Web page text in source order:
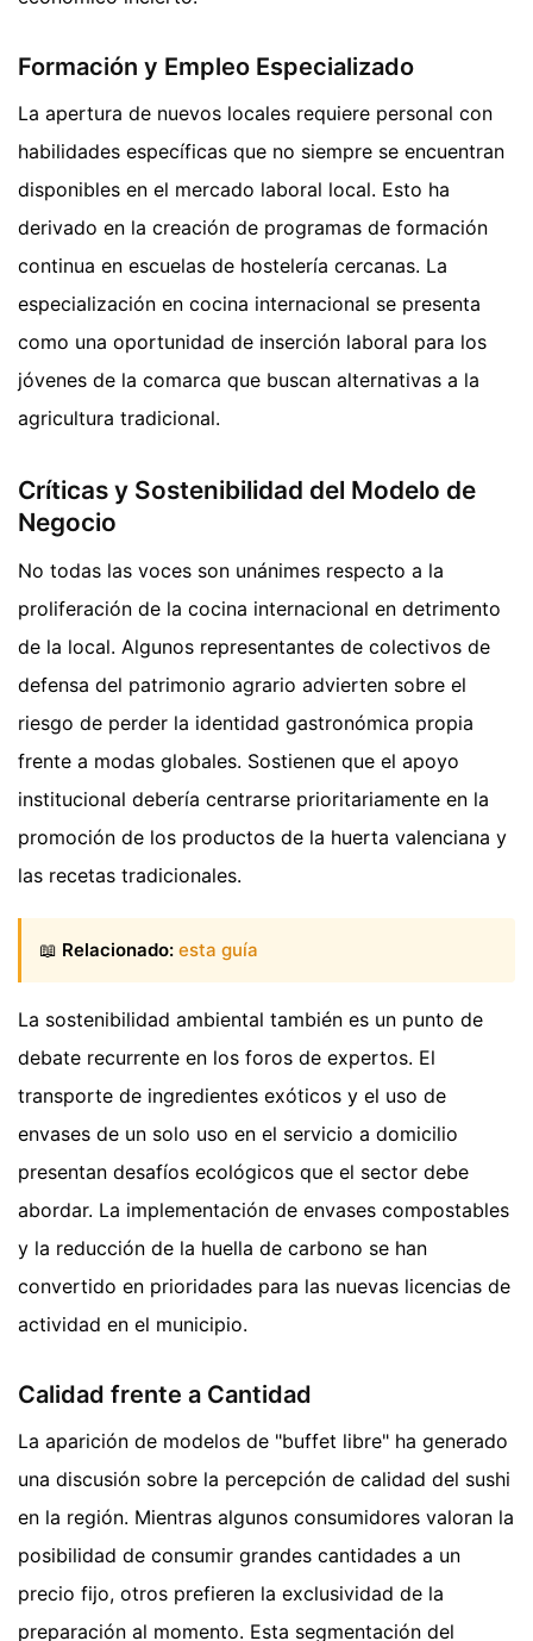
Formación y Empleo Especializado
La apertura de nuevos locales requiere personal con
habilidades específicas que no siempre se encuentran
disponibles en el mercado laboral local. Esto ha
derivado en la creación de programas de formación
continua en escuelas de hostelería cercanas. La
especialización en cocina internacional se presenta
como una oportunidad de inserción laboral para los
jóvenes de la comarca que buscan alternativas a la
agricultura tradicional.
Críticas y Sostenibilidad del Modelo de
Negocio
No todas las voces son unánimes respecto a la
proliferación de la cocina internacional en detrimento
de la local. Algunos representantes de colectivos de
defensa del patrimonio agrario advierten sobre el
riesgo de perder la identidad gastronómica propia
frente a modas globales. Sostienen que el apoyo
institucional debería centrarse prioritariamente en la
promoción de los productos de la huerta valenciana y
las recetas tradicionales.
📖 Relacionado: esta guía
La sostenibilidad ambiental también es un punto de
debate recurrente en los foros de expertos. El
transporte de ingredientes exóticos y el uso de
envases de un solo uso en el servicio a domicilio
presentan desafíos ecológicos que el sector debe
abordar. La implementación de envases compostables
y la reducción de la huella de carbono se han
convertido en prioridades para las nuevas licencias de
actividad en el municipio.
Calidad frente a Cantidad
La aparición de modelos de "buffet libre" ha generado
una discusión sobre la percepción de calidad del sushi
en la región. Mientras algunos consumidores valoran la
posibilidad de consumir grandes cantidades a un
precio fijo, otros prefieren la exclusividad de la
preparación al momento. Esta segmentación del